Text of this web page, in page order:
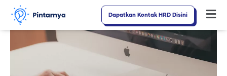
Lewati
Dapatkan Kontak HRD Disini